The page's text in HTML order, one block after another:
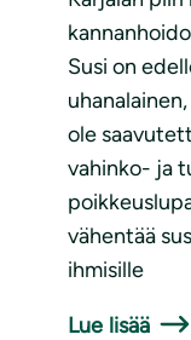
Susi on
ole
vahinko- ja
vähentää
ihmisille
Lue lisää